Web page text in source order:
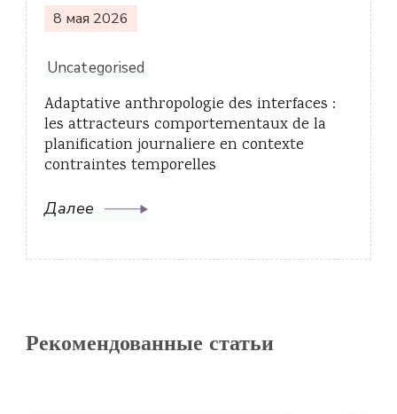
8 мая 2026
Uncategorised
Adaptative anthropologie des interfaces :
les attracteurs comportementaux de la
planification journaliere en contexte
contraintes temporelles
Далее
Рекомендованные статьи